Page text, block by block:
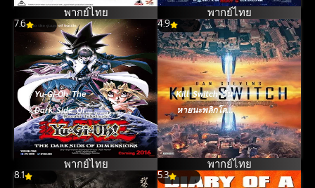
อร์ ปะทะ ดร.
แพ็คแมน (2017)
พากย์ไทย
(2017)พากย์ไทย
7.6
Yu-Gi-Oh The
Dark Side Of
Dimensions ยูกิโอ
เกมกลคนอัจฉริยะ
ศึกปริศนาด้านมืด
(2016)
พากย์ไทย
4.9
Kill Switch วัน
หายนะพลิกโลก
(2017)
พากย์ไทย
8.1 5.3